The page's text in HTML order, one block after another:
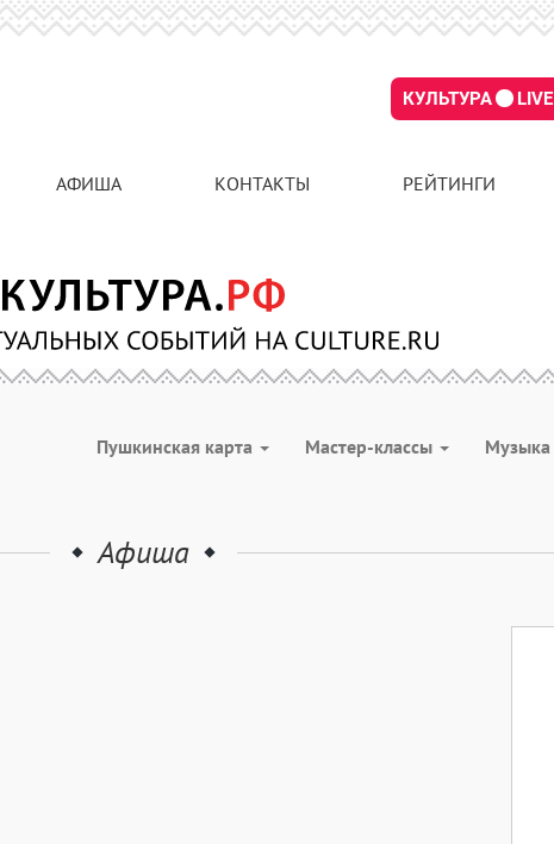
КУЛЬТУРА LIVE
АФИША КОНТАКТЫ РЕЙТИНГИ
Пушкинская карта Мастер-классы Музыка
Афиша